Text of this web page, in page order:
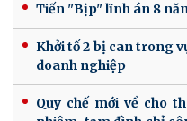
Tiến "Bịp" lĩnh án 8
Khởi tố 2 bị can trong
doanh nghiệp
Quy chế mới về cho